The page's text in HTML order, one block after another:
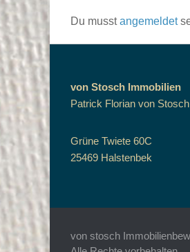
Du musstangemeldet
von Stosch Immobilien
Patrick Florian von
Grüne Twiete 60C
25469 Halstenbek
von stosch